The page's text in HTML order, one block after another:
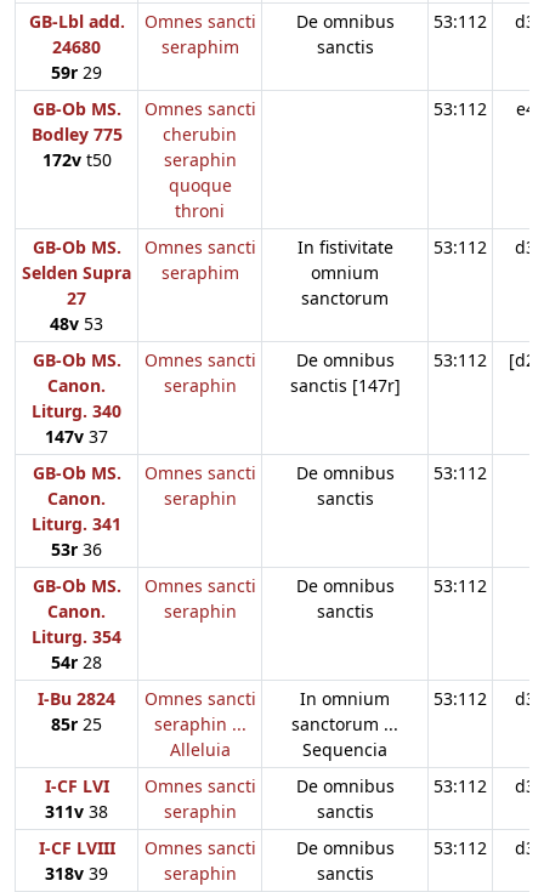
GB-Lbl add.
24680
59r 29
Omnes sancti
seraphim
De omnibus
sanctis
53:112 d34
GB-Ob MS.
Bodley 775
172vt50
Omnes sancti
cherubin
seraphin
quoque
throni
53:112 e47
GB-Ob MS.
Selden Supra
27
48v 53
Omnes sancti
seraphim
In fistivitate
omnium
sanctorum
53:112 d34
GB-Ob MS.
Canon.
Liturg. 340
147v 37
Omnes sancti
seraphin
De omnibus
sanctis [147r]
53:112
GB-Ob MS.
Canon.
Liturg. 341
53r 36
Omnes sancti
seraphin
De omnibus
sanctis
53:112
GB-Ob MS.
Canon.
Liturg. 354
54r 28
Omnes sancti
seraphin
De omnibus
sanctis
53:112
I-Bu 2824
85r 25
Omnes sancti
seraphin ...
Alleluia
In omnium
sanctorum ...
Sequencia
53:112 d34
I-CF LVI
311v 38
Omnes sancti
seraphin
De omnibus
sanctis
53:112 d34
I-CF LVIII
318v 39
Omnes sancti
seraphin
De omnibus
sanctis
53:112 d34